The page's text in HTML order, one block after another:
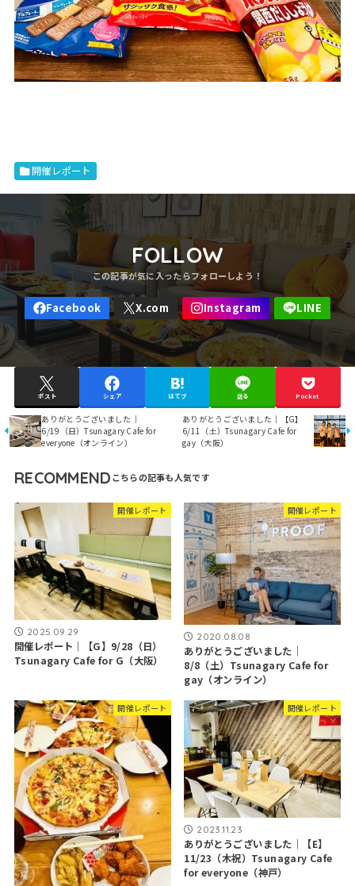
開催レポート
FOLLOW
ポスト シェア はてブ 送る Pocket
ありがとうございました｜
6/19（日）Tsunagary Cafe for
everyone（オンライン）
ありがとうございました｜【G】
6/11（土）Tsunagary Cafe for
gay（大阪）
RECOMMEND
開催レポート
2025.09.29
開催レポート｜【G】9/28（日）
Tsunagary Cafe for G（大阪）
開催レポート
2020.08.08
ありがとうございました｜
8/8（土）Tsunagary Cafe for
gay（オンライン）
開催レポート 開催レポート
2023.11.23
ありがとうございました｜【E】
11/23（木祝）Tsunagary Cafe
for everyone（神戸）